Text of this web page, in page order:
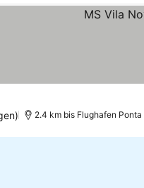
2.4 km bis Flughafen Ponta